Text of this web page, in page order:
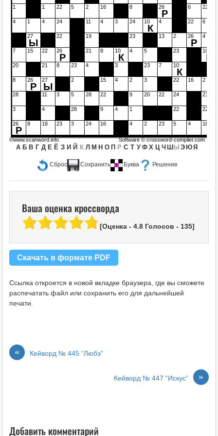
Сброс Сохранить Буква Решение
1 1 22 5 2 16 8 26
Р
6 22
4 1 4 24 11 4 3 24 10
К
4 22 6
27
Ы
22 19 23 13 2 26
Р
4
7 15 22 26
Р
21 8 10
К
4 5 23 10
К
20 21 8 23 4 3 23 7 10
К
8 26
Р
27
Ы
2 15 4 2 3 22 16 2
28 11 3 5 28 22 9 20 22 24 21
3 4 28 9 4 1 22 22
26
Р
8 18 23 3 24 16 4 2 23 5 4 18
А Б В Г Д Е Ё З И Й К Л М Н О П Р С Т У Ф Х Ц Ч Ш Ы Э ЮЯ
©www.scanword.info Software ©crossword-compiler.com
Ваша оценка кроссворда
[Оценка - 4.8Голосов - 135]
Скачать в формате PDF
Ссылка откроется в новой вкладке браузера, где вы сможете
распечатать файл или сохранить его для дальнейшей
печати.
« Кейворд № 445 “Любэ”
»
Кейворд № 447 “Искус”
Добавить комментарий